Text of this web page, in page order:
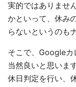
実的ではありません
かといって、休み
らないというのも
そこで、Googleカ
当然良いと思いま
休日判定を行い、